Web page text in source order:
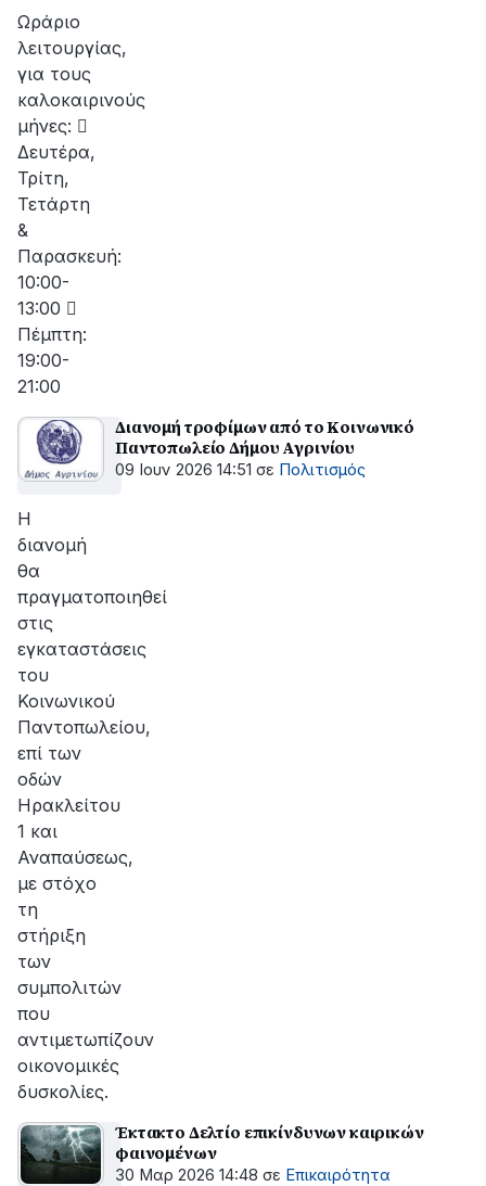
Ωράριο
λειτουργίας,
για τους
καλοκαιρινούς
μήνες: 
Δευτέρα,
Τρίτη,
Τετάρτη
&
Παρασκευή:
10:00-
13:00 
Πέμπτη:
19:00-
21:00
Διανομή τροφίμων από το Κοινωνικό
Παντοπωλείο Δήμου Αγρινίου
09 Ιουν 2026 14:51 σε Πολιτισμός
Η
διανομή
θα
πραγματοποιηθεί
στις
εγκαταστάσεις
του
Κοινωνικού
Παντοπωλείου,
επί των
οδών
Ηρακλείτου
1 και
Αναπαύσεως,
με στόχο
τη
στήριξη
των
συμπολιτών
που
αντιμετωπίζουν
οικονομικές
δυσκολίες.
Έκτακτο Δελτίο επικίνδυνων καιρικών
φαινομένων
30 Μαρ 2026 14:48 σε Επικαιρότητα